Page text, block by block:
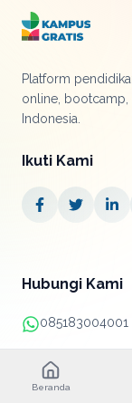
Platform
online, bootcamp,
Indonesia.
Ikuti Kami
Hubungi Kami
085183004001
Beranda